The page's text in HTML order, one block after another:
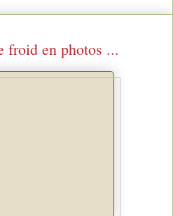
froid en photos ...